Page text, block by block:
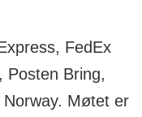
FedEx
Posten Bring,
Møtet er